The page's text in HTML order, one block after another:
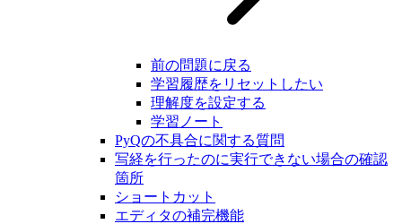
前の問題に戻る
学習履歴をリセットしたい
理解度を設定する
学習ノート
PyQの不具合に関する質問
写経を行ったのに実行できない場合の確認
箇所
ショートカット
エディタの補完機能